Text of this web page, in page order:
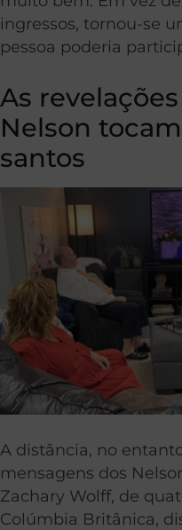
ingressos, tornou-se
pessoa poderia
As
Nelson
santos
A distância, no
mensagens dos
Zachary Wolff, de
Colúmbia Britânica,